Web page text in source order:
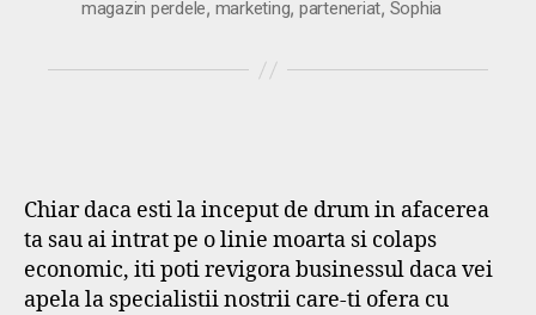
magazin perdele, marketing, parteneriat, Sophia
Chiar daca esti la inceput de drum in afacerea
ta sau ai intrat pe o linie moarta si colaps
economic, iti poti revigora businessul daca vei
apela la specialistii nostrii care-ti ofera cu